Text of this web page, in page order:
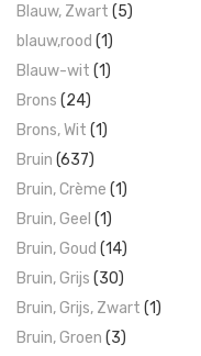
Blauw, Zwart (5)
blauw,rood (1)
Blauw-wit (1)
Brons (24)
Brons, Wit (1)
Bruin (637)
Bruin, Crème (1)
Bruin, Geel (1)
Bruin, Goud (14)
Bruin, Grijs (30)
Bruin, Grijs, Zwart (1)
Bruin, Groen (3)